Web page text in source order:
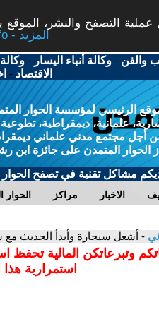
التصفح والنشر،
More info - المزيد
والفن -وكالة أنباء اليسار -وكالة
الاقتصاد -
الرئيسي لمؤسسة الحوار
علمانية، ديمقراطية،
أجل مجتمع مدني علماني
الحوار المتمدن على جائزة ابن
مشاكل تقنية في تصفح الحوار
الحوار مراكز الاخبار
- أشعل سيجارة وأبدأ الحديث
وتبرعاتكن المالية تحفظ
استمرارية